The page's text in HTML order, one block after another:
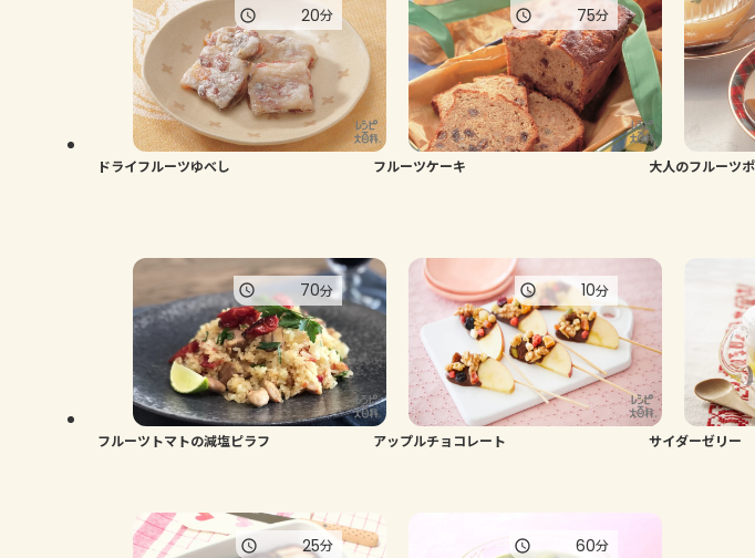
ドライフルーツゆべし
20分
フルーツケーキ
75分
大人のフルーツ
フルーツトマトの減塩ピラフ
70分
アップルチョコレート
10分
サイダーゼリー
25分 60分